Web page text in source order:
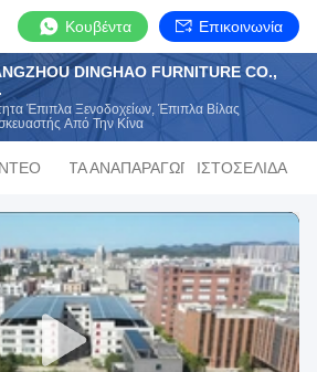
Κουβέντα Επικοινωνία
DINGHAO FURNITURE CO.,
Έπιπλα Ξενοδοχείων, Έπιπλα Βίλας
Από Την Κίνα
ΛΊΣΤΑ ΑΝΑΠΑΡΑΓΩΓΉΣΙΣΤΟΣΕΛΊΔΑ